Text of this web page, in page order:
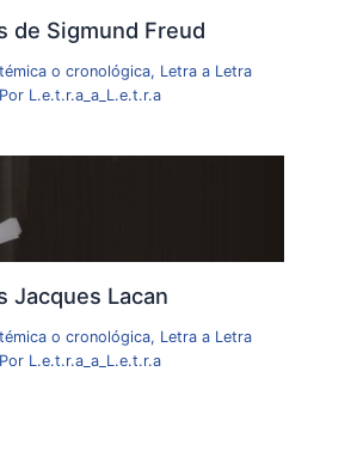
de Sigmund Freud
o cronológica, Letra a Letra
L.e.t.r.a_a_L.e.t.r.a
Jacques Lacan
o cronológica, Letra a Letra
L.e.t.r.a_a_L.e.t.r.a